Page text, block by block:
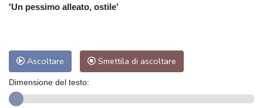
'Un pessimo alleato, ostile'
Ascoltare Smettila di ascoltare
Dimensione del testo: